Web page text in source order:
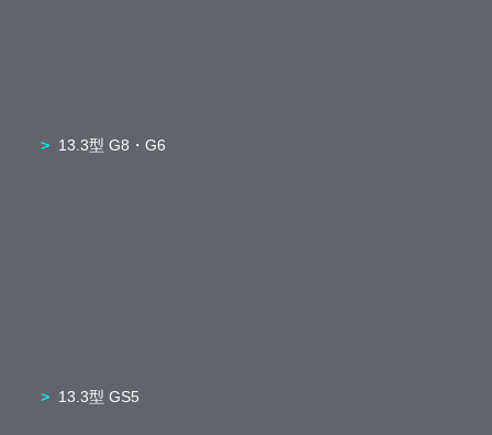
13.3型 G8・G6
13.3型 GS5